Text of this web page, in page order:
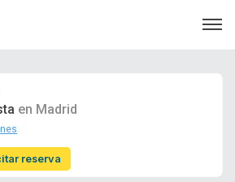
Soporte
en Madrid
reserva